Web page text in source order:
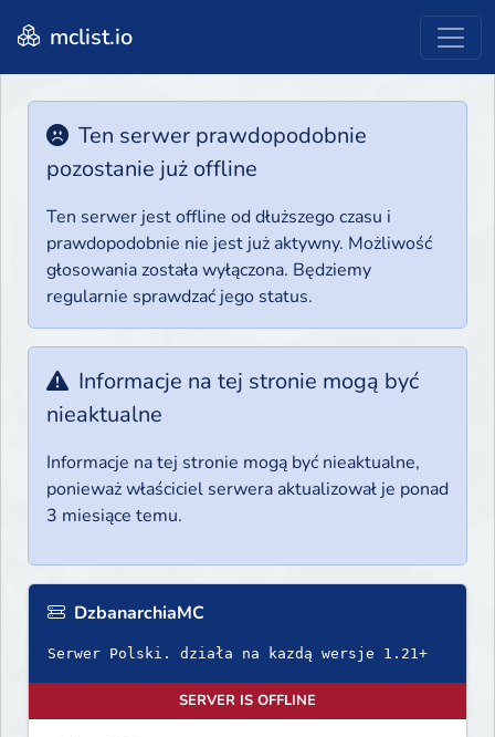
mclist.io
Ten serwer prawdopodobnie
pozostanie już offline
Ten serwer jest offline od dłuższego czasu i
prawdopodobnie nie jest już aktywny. Możliwość
głosowania została wyłączona. Będziemy
regularnie sprawdzać jego status.
Informacje na tej stronie mogą być
nieaktualne
Informacje na tej stronie mogą być nieaktualne,
ponieważ właściciel serwera aktualizował je ponad
3 miesiące temu.
DzbanarchiaMC
Serwer Polski. działa na kazdą wersje 1.21+
SERVER IS OFFLINE